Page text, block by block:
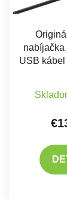
nabíjačka
USB